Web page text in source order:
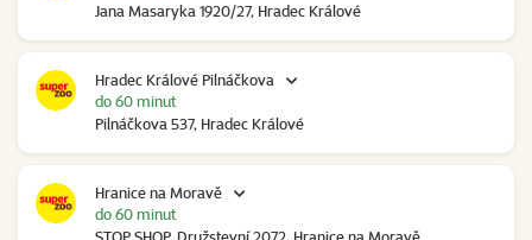
Jana Masaryka 1920/27, Hradec Králové
Hradec Králové Pilnáčkova
Pilnáčkova 537, Hradec Králové
do 60 minut
Hranice na Moravě
do 60 minut